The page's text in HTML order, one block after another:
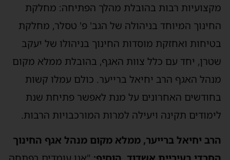
מקצועיות רבות בהובלת מהלך הפתיחה: מחלקת
החינוך המיוחד בניהולה של הגב' פ' טסלר, מחלקת
בטיחות ואחזקת מוסדות החינוך בניהולו של יעקב
שטרן, יחד עם כלל צוות האגף, בהובלת ממלא מקום
מנהל האגף הרב יחיאל ברייער. כולם עמלו קשות
בחודשים האחרונים על מנת לאפשר פתיחת שנת
לימודים תקינה ויעילה למרות המורכבויות הרבות.
הרב יחיאל ברייער, ממלא מקום מנהל אגף החינוך